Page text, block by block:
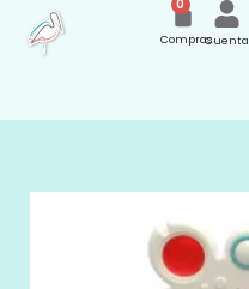
Cuenta
0
Compras